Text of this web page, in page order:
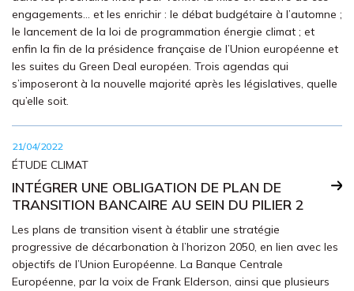
engagements… et les enrichir : le débat budgétaire à l’automne ;
le lancement de la loi de programmation énergie climat ; et
enfin la fin de la présidence française de l’Union européenne et
les suites du Green Deal européen. Trois agendas qui
s’imposeront à la nouvelle majorité après les législatives, quelle
qu’elle soit.
21/04/2022
ÉTUDE CLIMAT
INTÉGRER UNE OBLIGATION DE PLAN DE
TRANSITION BANCAIRE AU SEIN DU PILIER 2
Les plans de transition visent à établir une stratégie
progressive de décarbonation à l’horizon 2050, en lien avec les
objectifs de l’Union Européenne. La Banque Centrale
Européenne, par la voix de Frank Elderson, ainsi que plusieurs